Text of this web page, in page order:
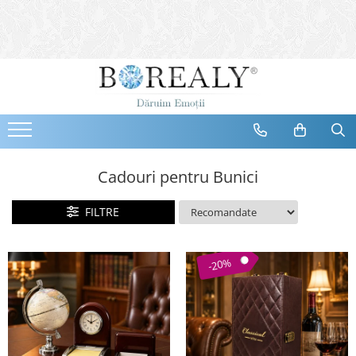
Bijuterii
Cercei
Bratari
Destinatari
Bijuterii Femei
Bijuterii Copii
Bijuterii Mirese
Selectii
Cadouri pentru Bunici
FILTRE
-20%